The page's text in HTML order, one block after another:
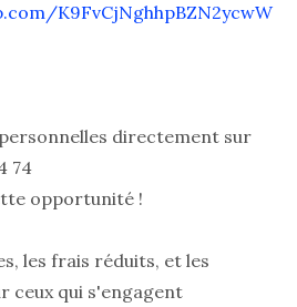
K9FvCjNghhpBZN2ycwW
directement sur
74
opportunité !
les frais réduits, et les
ceux qui s'engagent